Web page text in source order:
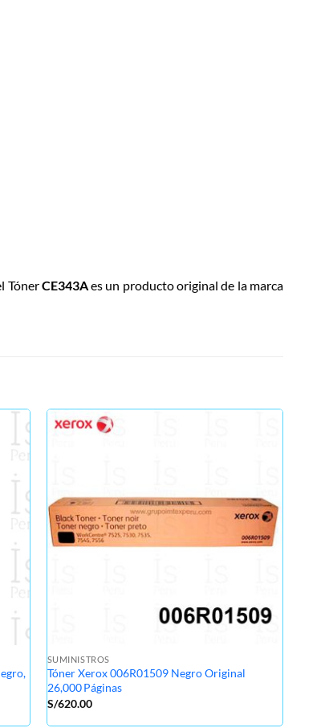
TónerCE343Aes un producto original de la marca
SUMINISTROS
Tóner Xerox 006R01509 Negro Original
26,000 Páginas
S/620.00